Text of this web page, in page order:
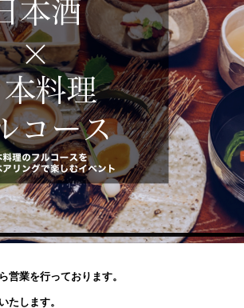
営業を行っております。
たします。